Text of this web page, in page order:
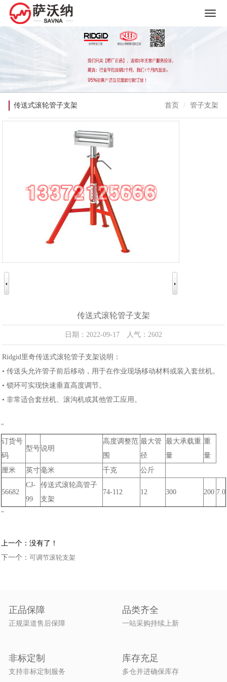
传送式滚轮管子支架 首页 管子支架
传送式滚轮管子支架
日期：2022-09-17 人气：2602
Ridgid里奇传送式滚轮管子支架说明：
• 传送头允许管子前后移动，用于在作业现场移动材料或装入套丝机。
• 锁环可实现快速垂直高度调节。
• 非常适合套丝机、滚沟机或其他管工应用。
"
订货号
码
型号说明
高度调整范
围
最大管
径
最大承载重
量
重
量
厘米
英寸毫米 千克 公斤
56682
CJ-
99
传送式滚轮高管子
支架
74-112 12 300 200 7.0
"
上一个：没有了！
下一个： 可调节滚轮支架
正品保障
正规渠道售后保障
品类齐全
一站采购持续上新
非标定制
支持非标定制服务
库存充足
多仓并进确保库存